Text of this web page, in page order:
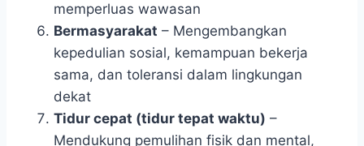
memperluas wawasan
Bermasyarakat – Mengembangkan
kepedulian sosial, kemampuan bekerja
sama, dan toleransi dalam lingkungan
dekat
Tidur cepat (tidur tepat waktu) –
Mendukung pemulihan fisik dan mental,